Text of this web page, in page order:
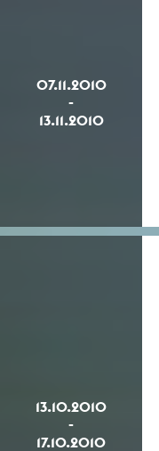
07.11.2010
-
13.11.2010
13.10.2010
-
17.10.2010